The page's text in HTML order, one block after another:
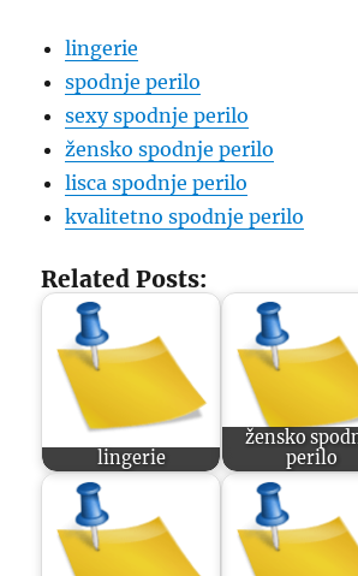
lingerie
spodnje perilo
sexy spodnje perilo
žensko spodnje perilo
lisca spodnje perilo
kvalitetno spodnje perilo
Related Posts:
lingerie
žensko
perilo